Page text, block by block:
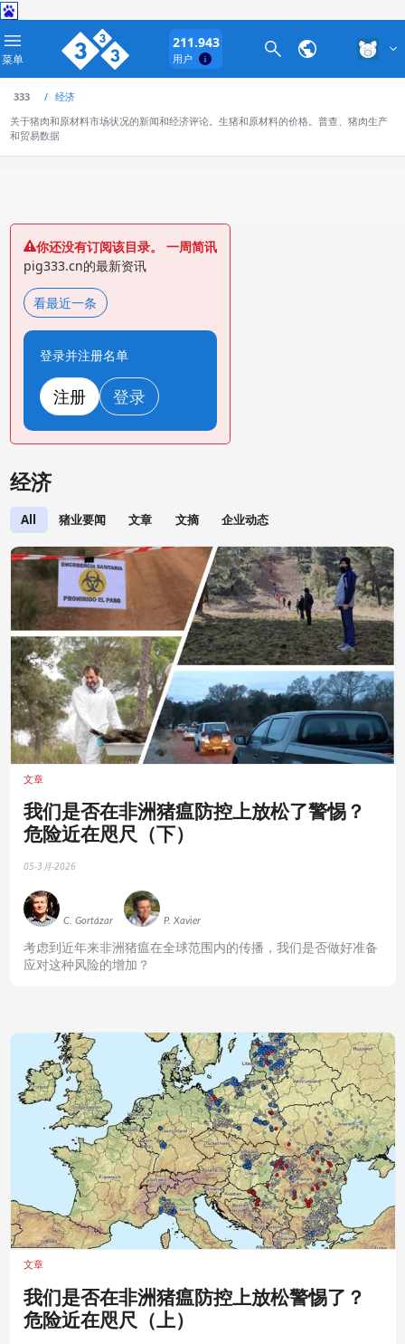
菜单
211.943
用户
333
经济
关于猪肉和原材料市场状况的新闻和经济评论。生猪和原材料的价格。普查、猪肉生产
和贸易数据
你还没有订阅该目录。 一周简讯
pig333.cn的最新资讯
看最近一条
登录并注册名单
注册 登录
经济
All 猪业要闻 文章 文摘 企业动态
文章
‍我们是否在非洲猪瘟防控上放松了警惕？
危险近在咫尺（下）
05-3月-2026
C. Gortázar P. Xavier
‍考虑到近年来非洲猪瘟在全球范围内的传播，我们是否做好准备
应对这种风险的增加？
文章
‍我们是否在非洲猪瘟防控上放松警惕了？
危险近在咫尺（上）